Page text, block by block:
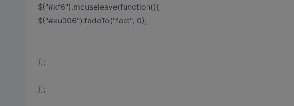
$("#xf6").mouseleave(function(){
$("#xu006").fadeTo("fast", 0);
});
});